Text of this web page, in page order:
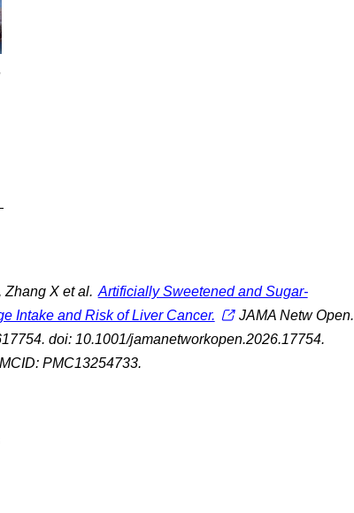
Zhang X et al. Artificially Sweetened and Sugar-
Intake and Risk of Liver Cancer.
JAMA Netw Open.
doi: 10.1001/jamanetworkopen.2026.17754.
PMC13254733.